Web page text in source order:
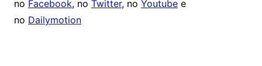
no Facebook, no Twitter, no Youtubee
no Dailymotion